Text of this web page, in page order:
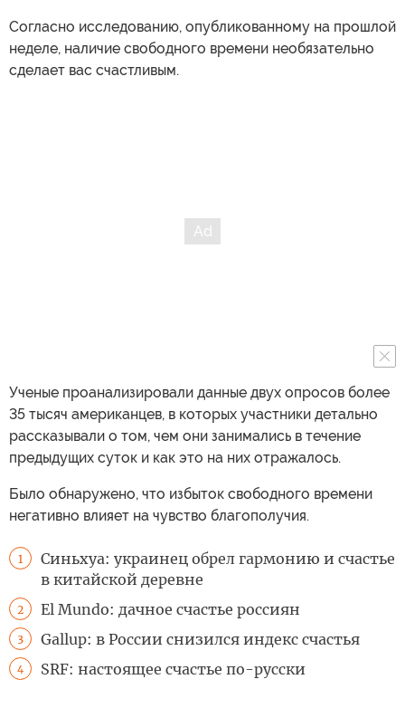
Согласно исследованию, опубликованному на прошлой
неделе, наличие свободного времени необязательно
сделает вас счастливым.
Ученые проанализировали данные двух опросов более
35 тысяч американцев, в которых участники детально
рассказывали о том, чем они занимались в течение
предыдущих суток и как это на них отражалось.
Было обнаружено, что избыток свободного времени
негативно влияет на чувство благополучия.
1
Синьхуа: украинец обрел гармонию и счастье
в китайской деревне
2 El Mundo: дачное счастье россиян
3 Gallup: в России снизился индекс счастья
4 SRF: настоящее счастье по-русски